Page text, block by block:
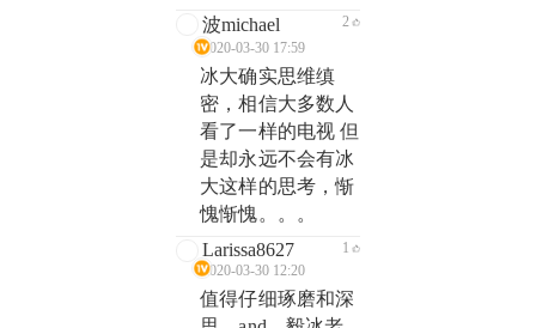
波michael
2020-03-30 17:59
2
冰大确实思维缜
密，相信大多数人
看了一样的电视 但
是却永远不会有冰
大这样的思考，惭
愧惭愧。。。
Larissa8627
2020-03-30 12:20
1
值得仔细琢磨和深